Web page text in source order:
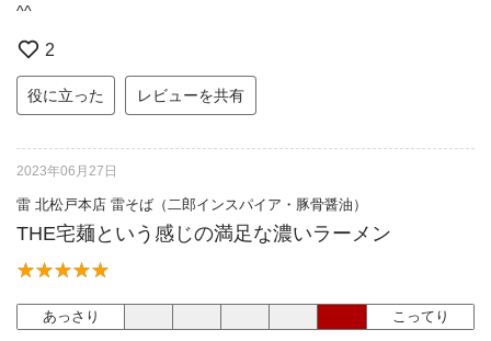
^^
2
役に立った レビューを共有
2023年06月27日
雷 北松戸本店 雷そば（二郎インスパイア・豚骨醤油）
THE宅麺という感じの満足な濃いラーメン
あっさり こってり